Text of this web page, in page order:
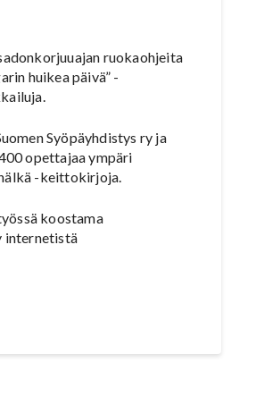
ruokaohjeita
huikea päivä” -
Syöpäyhdistys ry ja
opettajaa ympäri
-keittokirjoja.
koostama
internetistä